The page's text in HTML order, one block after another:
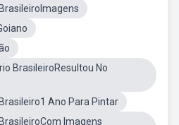
BrasileiroResultou No
Ano Para Pintar
Imagens